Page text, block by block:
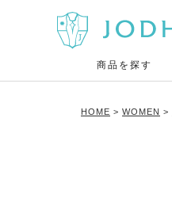
商品を探す
HOME WOMEN